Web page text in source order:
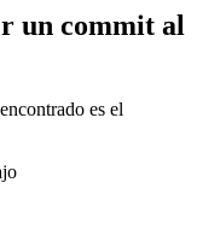
un commit al
es el